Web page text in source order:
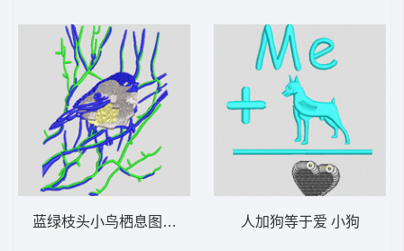
蓝绿枝头小鸟栖息图 鸟语花香 人加狗等于爱 小狗